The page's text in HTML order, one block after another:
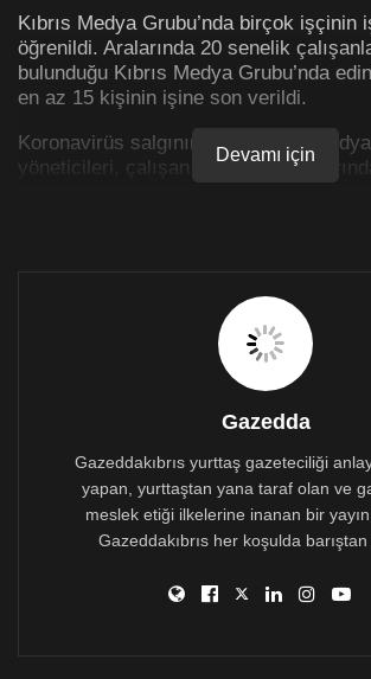
Kıbrıs Medya Grubu’nda birçok işçinin
öğrenildi. Aralarında 20 senelik
bulunduğu Kıbrıs Medya Grubu’nda
en az 15 kişinin işine son verildi.
Koronavirüs salgınını fırsat bilen
yöneticileri, çalışan işçilerin
bir şekilde ve sendikaya danışmadan
aldığını ifade ederek, hükümetin bu
almaya çok geç kaldığını belirtti.
Kişmir, basın sektöründe çalışan
atmanın “vefasızlık ve vicdansızlık”
kaydetti.
Kıbrıs Gazetesi Sosyal Medya
yayımlanan bir çalışmada, bu zor
çalışanlara teşekkür edilmişti.
Devamı için
Gazedda
Gazeddakıbrıs yurttaş gazeteciliği
yapan, yurttaştan yana taraf olan ve
meslek etiği ilkelerine inanan bir yayın
Gazeddakıbrıs her koşulda barıştan